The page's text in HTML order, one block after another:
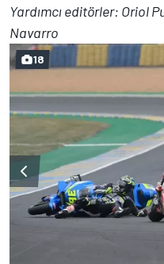
Yardımcı editörler: Oriol
Navarro
18